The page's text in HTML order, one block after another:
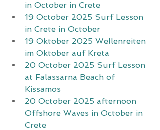
in October in Crete
19 October 2025 Surf Lesson
in Crete in October
19 Oktober 2025 Wellenreiten
im Oktober auf Kreta
20 October 2025 Surf Lesson
at Falassarna Beach of
Kissamos
20 October 2025 afternoon
Offshore Waves in October in
Crete